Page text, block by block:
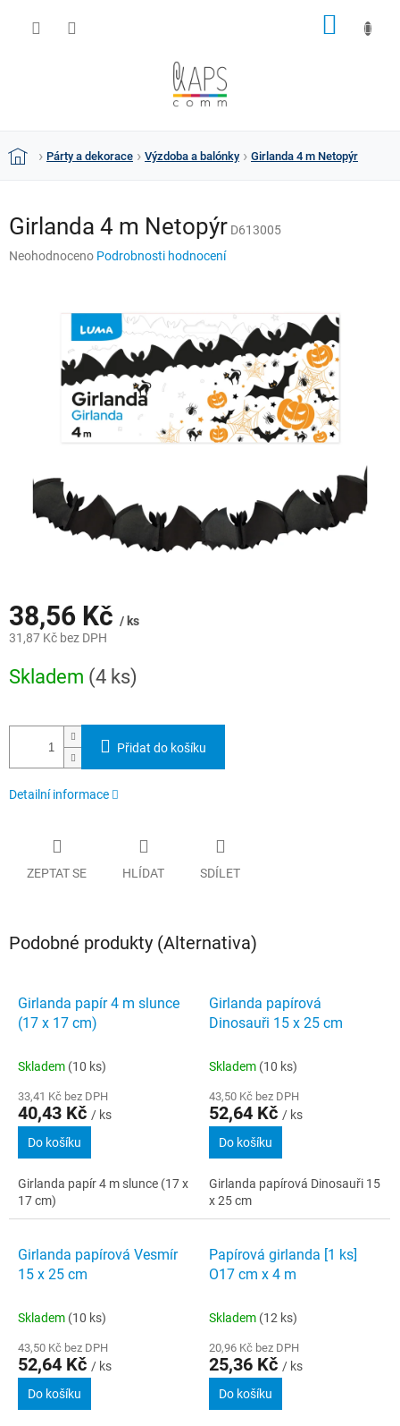
DomůPárty a dekorace Výzdoba a balónky Girlanda 4 m Netopýr
Girlanda 4 m Netopýr D613005
Průměrné
hvězdiček.
Neohodnoceno Podrobnosti hodnocení
38,56 Kč / ks
31,87 Kč bez DPH
cena:
Skladem (4 ks)
Přidat do košíku
Detailní informace
ZEPTAT SE HLÍDAT SDÍLET
Podobné produkty (Alternativa)
Girlanda papír 4 m slunce
(17 x 17 cm)
Skladem (10 ks)
33,41 Kč bez DPH
40,43 Kč / ks
Do košíku
Girlanda papír 4 m slunce (17 x
17 cm)
Girlanda papírová
Dinosauři 15 x 25 cm
Skladem (10 ks)
43,50 Kč bez DPH
52,64 Kč / ks
Do košíku
Girlanda papírová Dinosauři 15
x 25 cm
Girlanda papírová Vesmír
15 x 25 cm
Skladem (10 ks)
43,50 Kč bez DPH
52,64 Kč / ks
Do košíku
Papírová girlanda [1 ks]
O17 cm x 4 m
Skladem (12 ks)
20,96 Kč bez DPH
25,36 Kč / ks
Do košíku